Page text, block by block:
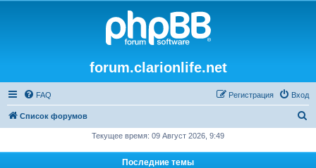
forum.clarionlife.net
FAQ Вход
Регистрация
Список форумов
Текущее время: 09 Август 2026, 9:49
Последние темы